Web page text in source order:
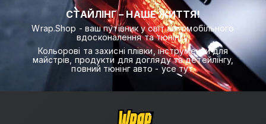
СТАЙЛІНГ – НАШЕ ЖИТТЯ!
Wrap.Shop - ваш путівник у світ автомобільного
вдосконалення та тюнінгу.
Кольорові та захисні плівки, інструменти для
майстрів, продукти для догляду та детейлінгу,
повний тюнінг авто - усе тут.